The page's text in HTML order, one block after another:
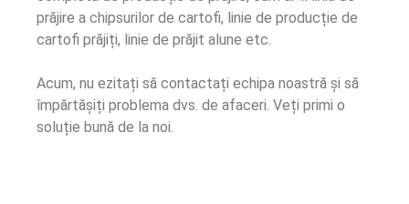
prăjire a chipsurilor de cartofi, linie de producție de
cartofi prăjiți, linie de prăjit alune etc.
Acum, nu ezitați să contactați echipa noastră și să
împărtășiți problema dvs. de afaceri. Veți primi o
soluție bună de la noi.